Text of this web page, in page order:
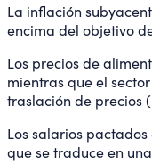
La inflación
encima del objetivo
Los precios de
mientras que el
traslación de precios
Los salarios pactados
que se traduce en